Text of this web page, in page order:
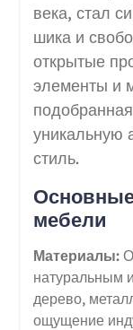
века, стал
шика и
открытые
элементы и
уникальную
стиль.
мебели
Материалы:
натуральным
дерево,
ощущение